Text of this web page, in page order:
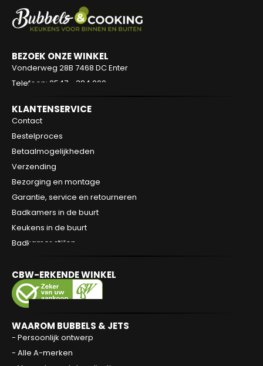
BEZOEK ONZE WINKEL
Vonderweg 28B 7468 DC Enter
Telefoon: 0547 - 384 000
KLANTENSERVICE
Contact
Bestelproces
Betaalmogelijkheden
Verzending
Bezorging en montage
Garantie, service en retourneren
Badkamers in de buurt
Keukens in de buurt
Badkamer stijlen
CBW-ERKENDE WINKEL
WAAROM BUBBELS & JETS
- Persoonlijk ontwerp
- Alle A-merken